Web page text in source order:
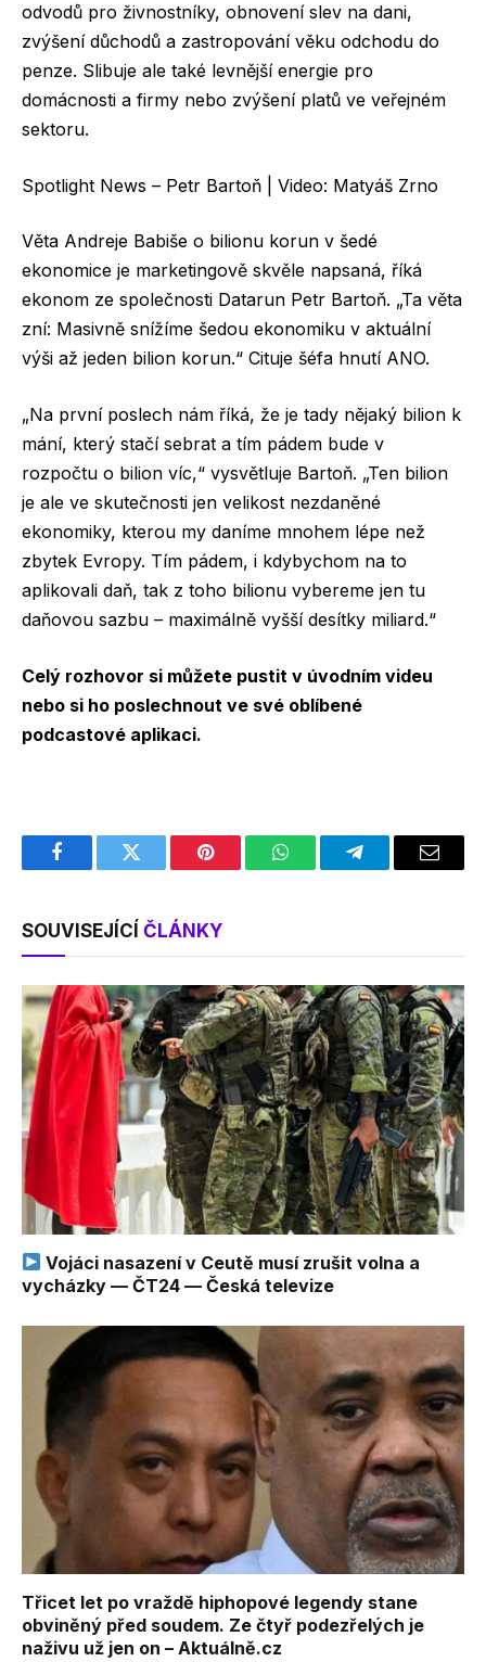
odvodů pro živnostníky, obnovení slev na dani,
zvýšení důchodů a zastropování věku odchodu do
penze. Slibuje ale také levnější energie pro
domácnosti a firmy nebo zvýšení platů ve veřejném
sektoru.
Spotlight News – Petr Bartoň | Video: Matyáš Zrno
Věta Andreje Babiše o bilionu korun v šedé
ekonomice je marketingově skvěle napsaná, říká
ekonom ze společnosti Datarun Petr Bartoň. „Ta věta
zní: Masivně snížíme šedou ekonomiku v aktuální
výši až jeden bilion korun.“ Cituje šéfa hnutí ANO.
„Na první poslech nám říká, že je tady nějaký bilion k
mání, který stačí sebrat a tím pádem bude v
rozpočtu o bilion víc,“ vysvětluje Bartoň. „Ten bilion
je ale ve skutečnosti jen velikost nezdaněné
ekonomiky, kterou my daníme mnohem lépe než
zbytek Evropy. Tím pádem, i kdybychom na to
aplikovali daň, tak z toho bilionu vybereme jen tu
daňovou sazbu – maximálně vyšší desítky miliard.“
Celý rozhovor si můžete pustit v úvodním videu
nebo si ho poslechnout ve své oblíbené
podcastové aplikaci.
FacebookTwitter Pinterest WhatsAppTelegramEmail
SOUVISEJÍCÍ ČLÁNKY
Vojáci nasazení v Ceutě musí zrušit volna a
vycházky — ČT24 — Česká televize
Třicet let po vraždě hiphopové legendy stane
obviněný před soudem. Ze čtyř podezřelých je
naživu už jen on – Aktuálně.cz